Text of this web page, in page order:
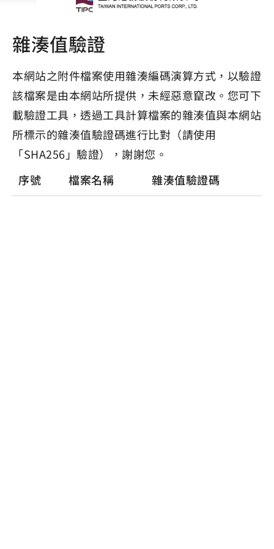
雜湊值驗證
本網站之附件檔案使用雜湊編碼演算方式，以驗證
該檔案是由本網站所提供，未經惡意竄改。您可下
載驗證工具，透過工具計算檔案的雜湊值與本網站
所標示的雜湊值驗證碼進行比對（請使用
「SHA256」驗證），謝謝您。
序號
檔案名稱 雜湊值驗證碼